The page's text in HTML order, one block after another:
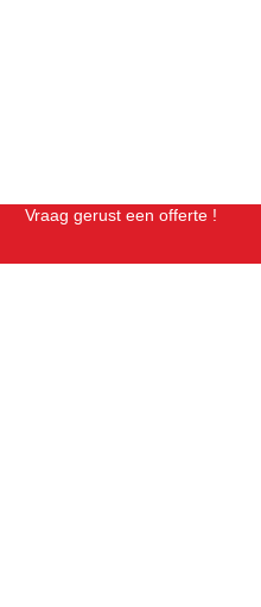
Vraag gerust een offerte !